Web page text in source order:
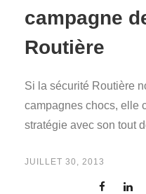
campagne
Routière
Si la sécurité Routière
campagnes chocs, elle
stratégie avec son tout
JUILLET 30, 2013